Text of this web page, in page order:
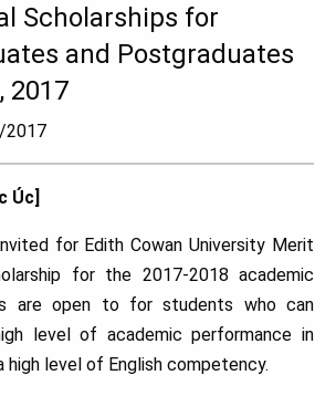
Scholarships for
and Postgraduates
2017
2017
Úc]
for Edith Cowan University Merit
for the 2017-2018 academic
are open to for students who can
level of academic performance in
high level of English competency.